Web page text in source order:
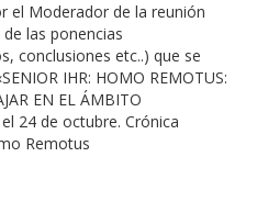
el Moderador de la reunión
las ponencias
conclusiones etc..) que se
IHR: HOMO REMOTUS:
EN EL ÁMBITO
24 de octubre. Crónica
Remotus